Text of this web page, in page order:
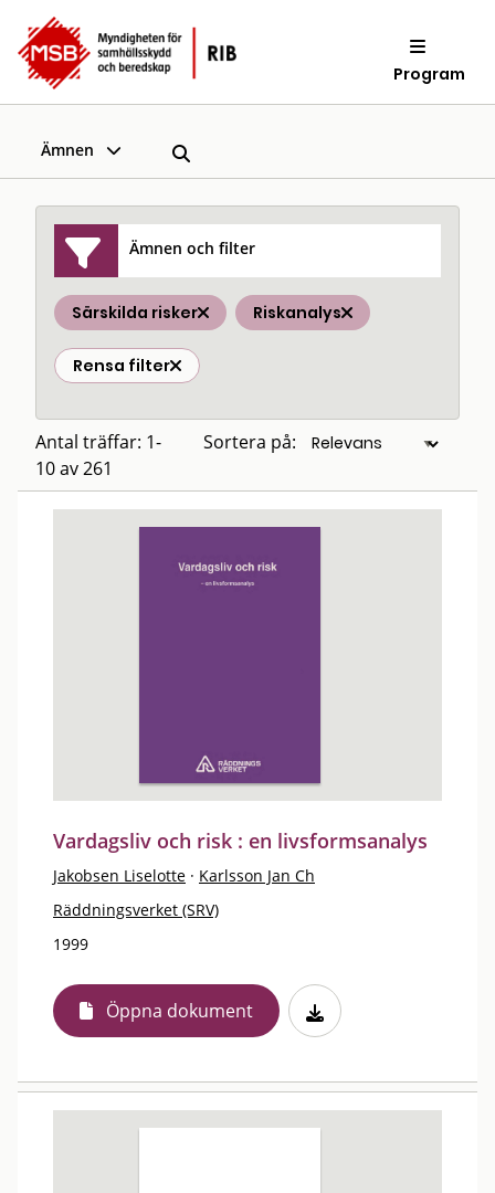
Program
Ämnen
Ämnen och filter
Särskilda risker Riskanalys
Rensa filter
Antal träffar: 1-
10 av 261
Sortera på:
Vardagsliv och risk : en livsformsanalys
Jakobsen Liselotte · Karlsson Jan Ch
Räddningsverket (SRV)
1999
Öppna dokument